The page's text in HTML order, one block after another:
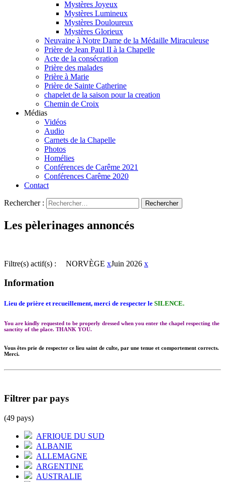
Mystères Joyeux
Mystères Lumineux
Mystères Douloureux
Mystères Glorieux
Neuvaine à Notre Dame de la Médaille Miraculeuse
Prière de Jean Paul II à la Chapelle
Acte de la consécration
Prière des malades
Prière à Marie
Prière de Sainte Catherine
chapelet de la saison pour la creation
Chemin de Croix
Médias
Vidéos
Audio
Carnets de la Chapelle
Photos
Homélies
Conférences de Carême 2021
Conférences Carême 2020
Contact
Rechercher :
Les pèlerinages annoncés
Filtre(s) actif(s) : NORVÈGE xJuin 2026 x
Information
Lieu de prière et recueillement, merci de respecter le SILENCE.
You are kindly requested to be properly dressed when you enter the chapel respecting the
sanctity of the place. THANK YOU.
Vous êtes prie de respecter ce lieu saint de culte, par une tenue et comportement corrects.
Merci.
Filtrer par pays
(49 pays)
AFRIQUE DU SUD
ALBANIE
ALLEMAGNE
ARGENTINE
AUSTRALIE